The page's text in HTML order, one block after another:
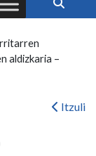
aldizkaria –
Itzuli